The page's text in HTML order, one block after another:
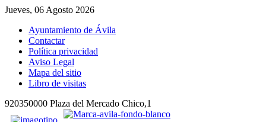
Jueves, 06 Agosto 2026
Ayuntamiento de Ávila
Contactar
Política privacidad
Aviso Legal
Mapa del sitio
Libro de visitas
920350000 Plaza del Mercado Chico,1